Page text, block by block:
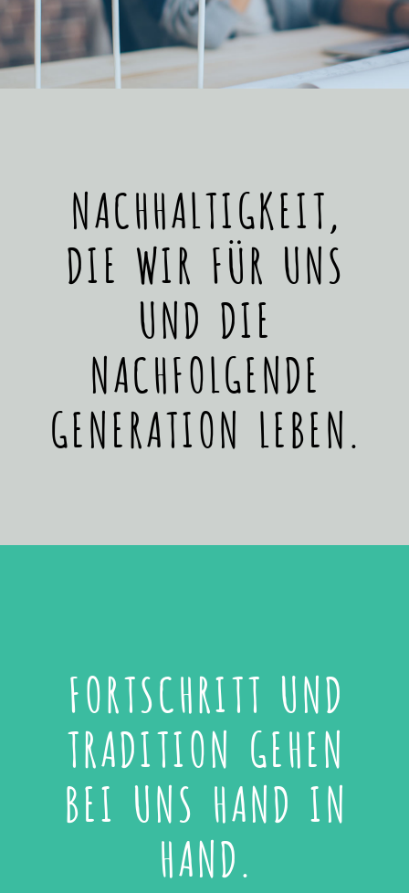
NACHHALTIGKEIT,
DIE WIR FÜR UNS
UND DIE
NACHFOLGENDE
GENERATION LEBEN.
FORTSCHRITT UND
TRADITION GEHEN
BEI UNS HAND IN
HAND.